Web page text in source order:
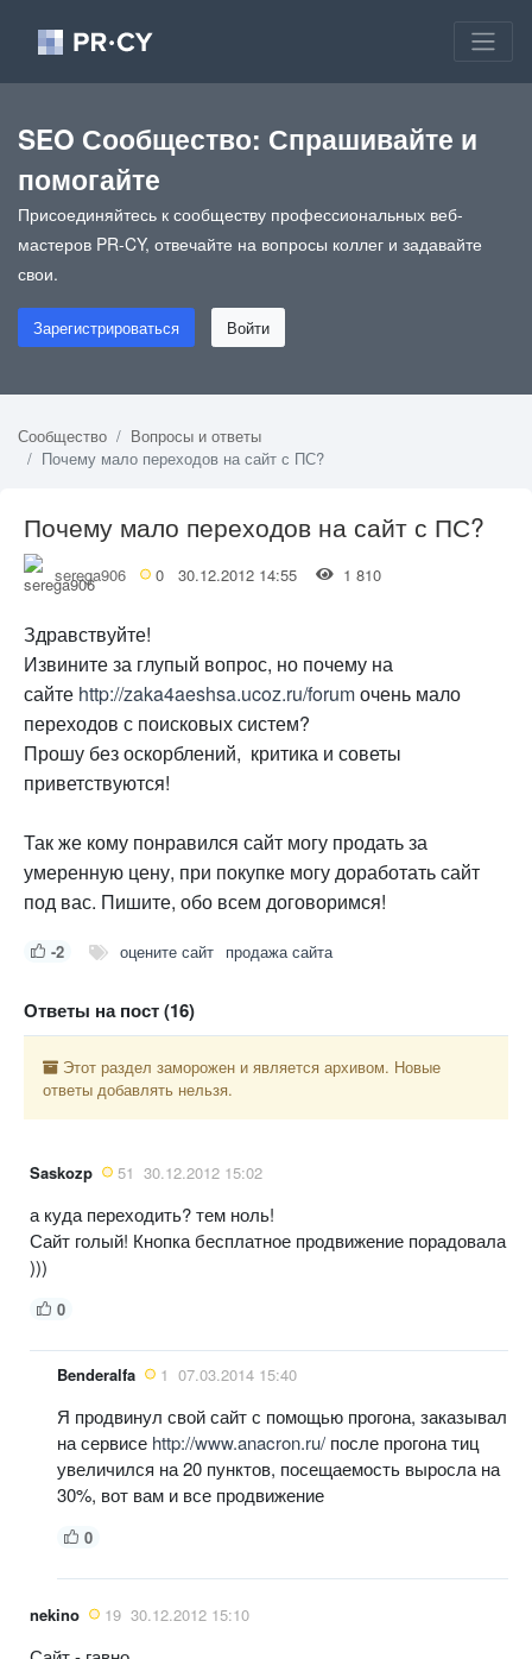
SEO Сообщество: Спрашивайте и
помогайте
Присоединяйтесь к сообществу профессиональных веб-
мастеров PR-CY, отвечайте на вопросы коллег и задавайте
свои.
Зарегистрироваться Войти
Сообщество
Вопросы и ответы
Почему мало переходов на сайт с ПС?
Почему мало переходов на сайт с ПС?
serega906 0 30.12.2012 14:55 1 810
Здравствуйте!
Извините за глупый вопрос, но почему на
сайте http://zaka4aeshsa.ucoz.ru/forumочень мало
переходов с поисковых систем?
Прошу без оскорблений, критика и советы
приветствуются!
Так же кому понравился сайт могу продать за
умеренную цену, при покупке могу доработать сайт
под вас. Пишите, обо всем договоримся!
-2 оцените сайт продажа сайта
Ответы на пост (16)
Этот раздел заморожен и является архивом. Новые
ответы добавлять нельзя.
Saskozp 51 30.12.2012 15:02
а куда переходить? тем ноль!
Сайт голый! Кнопка бесплатное продвижение порадовала
)))
0
Benderalfa 1 07.03.2014 15:40
Я продвинул свой сайт с помощью прогона, заказывал
на сервисе http://www.anacron.ru/ после прогона тиц
увеличился на 20 пунктов, посещаемость выросла на
30%, вот вам и все продвижение
0
nekino 19 30.12.2012 15:10